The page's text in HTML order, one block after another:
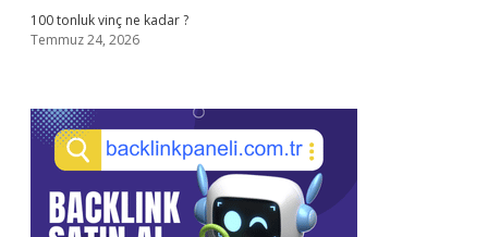
100 tonluk vinç ne kadar ?
Temmuz 24, 2026